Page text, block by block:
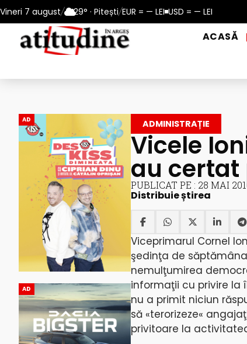
Vineri 7 august/ 29° · Pitești/EUR = — LEI USD = — LEI
perioadele de caniculă, în municipiul Pitești!
ACASĂ |
AD
AD
ADMINISTRAȚIE
Vicele
au certat
PUBLICAT PE : 28 MAI
Distribuie știrea
Viceprimarul Cornel
şedinţa de
nemulţumirea
informaţii cu privire la
nu a primit niciun
să «terorizeze«
privitoare la